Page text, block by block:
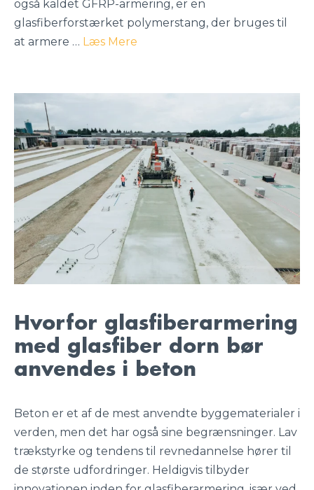
også kaldet GFRP-armering, er en
glasfiberforstærket polymerstang, der bruges til
at armere … Læs Mere
Hvorfor glasfiberarmering
med glasfiber dorn bør
anvendes i beton
Beton er et af de mest anvendte byggematerialer i
verden, men det har også sine begrænsninger. Lav
trækstyrke og tendens til revnedannelse hører til
de største udfordringer. Heldigvis tilbyder